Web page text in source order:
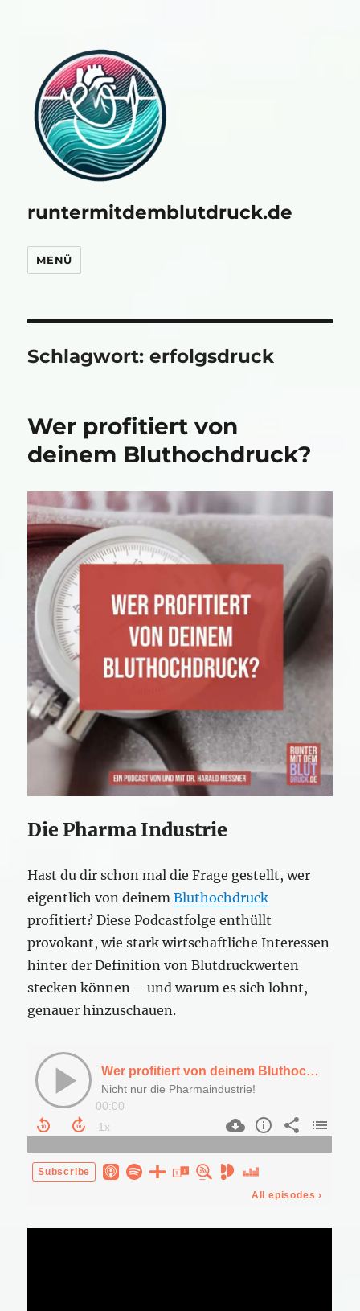
runtermitdemblutdruck.de
MENÜ
Schlagwort:erfolgsdruck
Wer profitiert von
deinem Bluthochdruck?
Die Pharma Industrie
Hast du dir schon mal die Frage gestellt, wer
eigentlich von deinemBluthochdruck
profitiert? Diese Podcastfolge enthüllt
provokant, wie stark wirtschaftliche Interessen
hinter der Definition von Blutdruckwerten
stecken können – und warum es sich lohnt,
genauer hinzuschauen.